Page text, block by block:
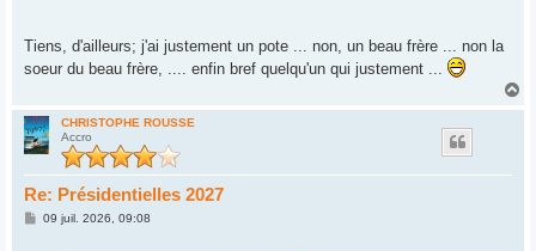
Tiens, d'ailleurs; j'ai justement un pote ... non, un beau frère ... non la
soeur du beau frère, .... enfin bref quelqu'un qui justement ...
CHRISTOPHE ROUSSE
Accro
Re: Présidentielles 2027
M09 juil. 2026, 09:08